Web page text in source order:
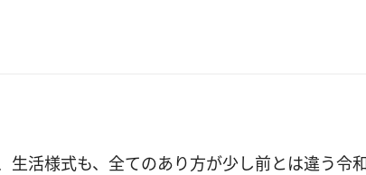
生活様式も、全てのあり方が少し前とは違う令